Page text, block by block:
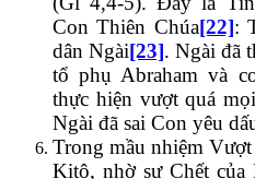
Con Thiên Chúa[22]:
dân Ngài[23]. Ngài đã
tổ phụ Abraham và
thực hiện vượt quá
Ngài đã sai Con yêu
Trong mầu nhiệm
Kitô, nhờ sự Chết của